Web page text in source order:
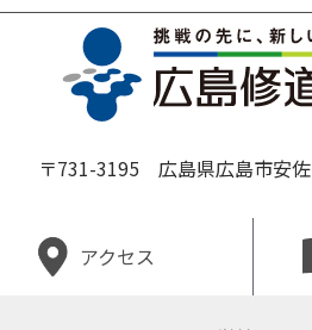
〒731-3195 広島県広島市安
アクセス